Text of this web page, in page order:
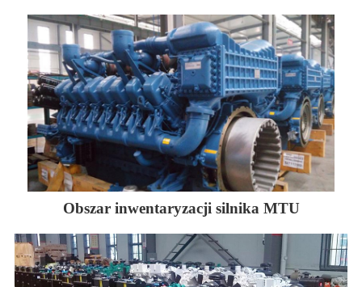
Obszar inwentaryzacji silnika MTU